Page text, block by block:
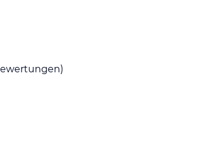
entspannen und neue Energie tanken
Gewähr. Bitte lies vor der Buchung die